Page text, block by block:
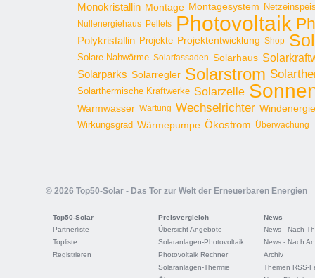
Monokristallin Montage Montagesystem
Nullenergiehaus Pellets Photovoltaik
Polykristallin Projekte Projektentwicklung Shop
Solare Nahwärme Solarfassaden Solarhaus
Solarparks Solarregler Solarstrom
Solarthermische Kraftwerke Solarzelle
Warmwasser Wartung Wechselrichter Windenergie
Wirkungsgrad Wärmepumpe Ökostrom Überwachung
© 2026 Top50-Solar - Das Tor zur Welt der Erneuerbaren Energien
Top50-Solar
Partnerliste
Topliste
Registrieren
Preisvergleich
Übersicht Angebote
Solaranlagen-Photovoltaik
Photovoltaik Rechner
Solaranlagen-Thermie
News
News - Nach
News - Nach
Archiv
Themen RSS-